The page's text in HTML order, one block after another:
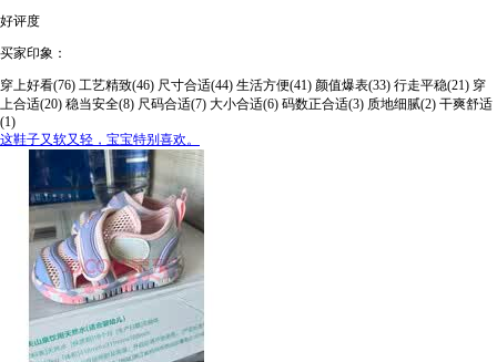
好评度
买家印象：
穿上好看(76) 工艺精致(46) 尺寸合适(44) 生活方便(41) 颜值爆表(33) 行走平稳(21) 穿
上合适(20) 稳当安全(8) 尺码合适(7) 大小合适(6) 码数正合适(3) 质地细腻(2) 干爽舒适
(1)
这鞋子又软又轻，宝宝特别喜欢。